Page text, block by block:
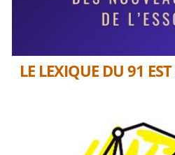
LE LEXIQUE DU 91